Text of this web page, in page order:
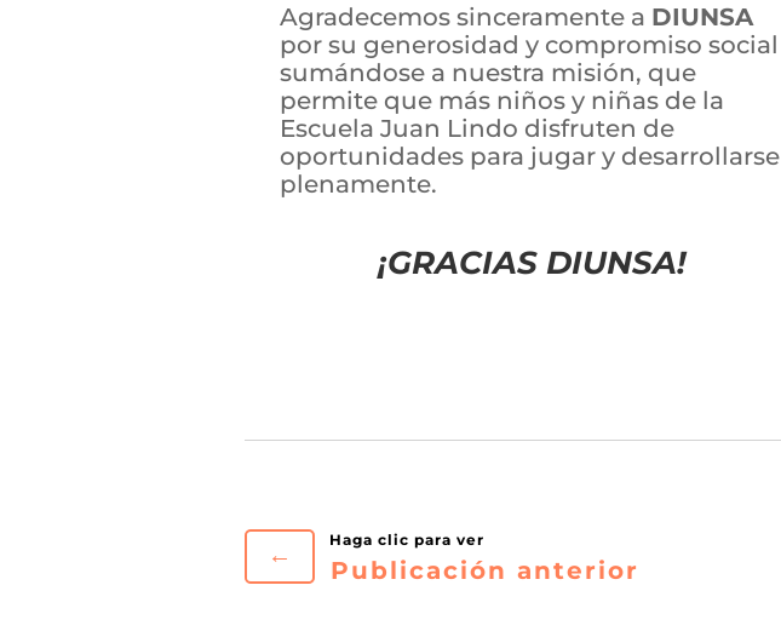
Agradecemos sinceramente a DIUNSA
por su generosidad y compromiso social
sumándose a nuestra misión, que
permite que más niños y niñas de la
Escuela Juan Lindo disfruten de
oportunidades para jugar y desarrollarse
plenamente.
¡GRACIAS DIUNSA!
←
Publicación anterior